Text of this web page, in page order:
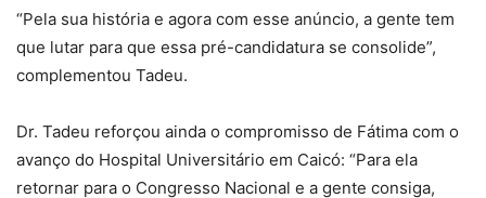
“Pela sua história e agora com esse anúncio, a gente tem
que lutar para que essa pré-candidatura se consolide”,
complementou Tadeu.
Dr. Tadeu reforçou ainda o compromisso de Fátima com o
avanço do Hospital Universitário em Caicó: “Para ela
retornar para o Congresso Nacional e a gente consiga,